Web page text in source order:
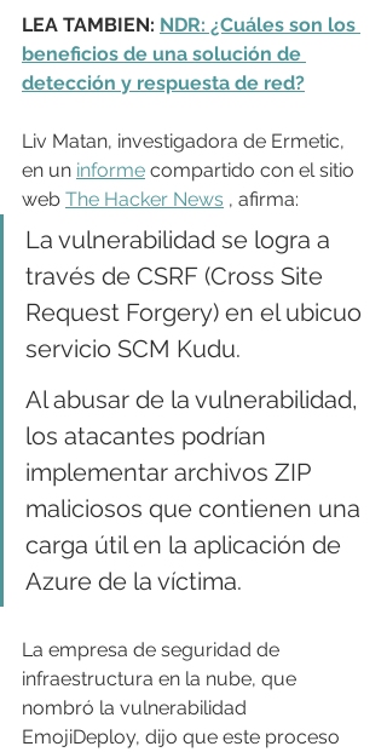
LEA TAMBIEN: NDR: ¿Cuáles son los
beneficios de una solución de
detección y respuesta de red?
Liv Matan, investigadora de Ermetic,
en un informe compartido con el sitio
web The Hacker News , afirma:
La vulnerabilidad se logra a
través de CSRF (Cross Site
Request Forgery) en el ubicuo
servicio SCM Kudu.
Al abusar de la vulnerabilidad,
los atacantes podrían
implementar archivos ZIP
maliciosos que contienen una
carga útil en la aplicación de
Azure de la víctima.
La empresa de seguridad de
infraestructura en la nube, que
nombró la vulnerabilidad
EmojiDeploy, dijo que este proceso